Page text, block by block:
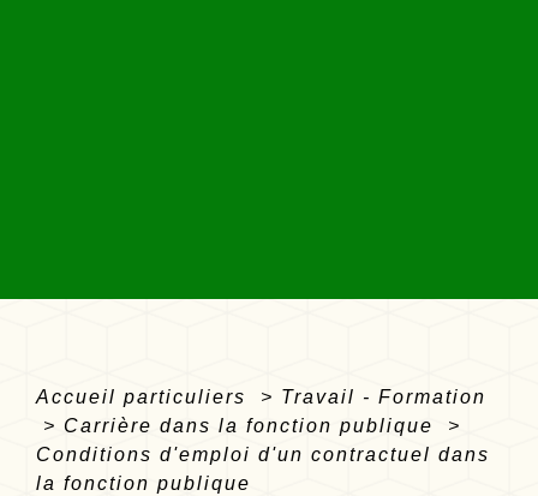
Accueil particuliers > Travail - Formation
> Carrière dans la fonction publique
>
Conditions d'emploi d'un contractuel dans
la fonction publique